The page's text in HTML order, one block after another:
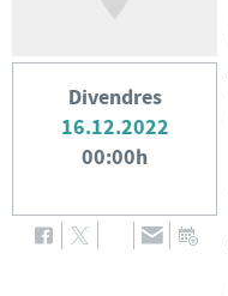
Divendres
16.12.2022
00:00h